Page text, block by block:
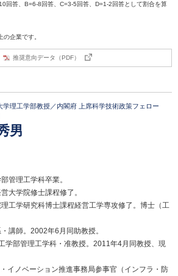
回答、B=6-8回答、C=3-5回答、D=1-2回答として割合を算
企業です。
推奨意向データ（PDF）
学理工学部教授／内閣府 上席科学技術政策フェロー
男
管理工学科卒業。
大学院修士課程修了。
工学研究科博士課程経営工学専攻修了。博士（工
講師。2002年6月同助教授。
学部管理工学科・准教授。2011年4月同教授、現
イノベーション推進事務局参事官（インフラ・防